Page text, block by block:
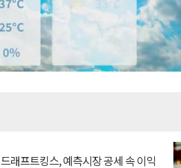
드래프트킹스, 예측시장 공세 속 이익